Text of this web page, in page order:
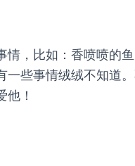
，比如：香喷喷的
些事情绒绒不知道
！